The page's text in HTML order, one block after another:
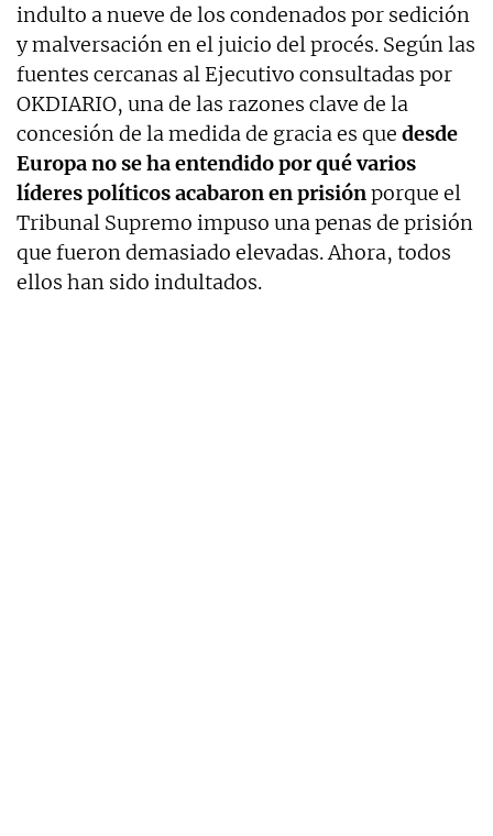
indulto a nueve de los condenados por sedición
y malversación en el juicio del procés. Según las
fuentes cercanas al Ejecutivo consultadas por
OKDIARIO, una de las razones clave de la
concesión de la medida de gracia es que desde
Europa no se ha entendido por qué varios
líderes políticos acabaron en prisiónporque el
Tribunal Supremo impuso una penas de prisión
que fueron demasiado elevadas. Ahora, todos
ellos han sido indultados.